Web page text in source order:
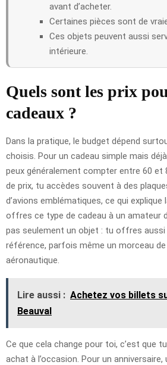
avant d’acheter.
Certaines pièces sont de
Ces objets peuvent aussi
intérieure.
Quels sont les prix
cadeaux ?
Dans la pratique, le budget dépend
choisis. Pour un cadeau simple mais
peux généralement compter entre 60 et
de prix, tu accèdes souvent à des
d’avions emblématiques, ce qui explique
offres ce type de cadeau à un amateur
pas seulement un objet : tu offres aussi
référence, parfois même un morceau
aéronautique.
Lire aussi : Achetez vos billets
Beauval
Ce que cela change pour toi, c’est que
achat à l’occasion. Pour un